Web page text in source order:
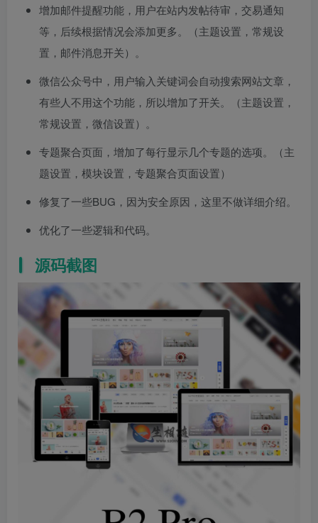
增加邮件提醒功能，用户在站内发帖待审，交易通知
等，后续根据情况会添加更多。（主题设置，常规设
置，邮件消息开关）。
微信公众号中，用户输入关键词会自动搜索网站文章，
有些人不用这个功能，所以增加了开关。（主题设置，
常规设置，微信设置）。
专题聚合页面，增加了每行显示几个专题的选项。（主
题设置，模块设置，专题聚合页面设置）
修复了一些BUG，因为安全原因，这里不做详细介绍。
优化了一些逻辑和代码。
源码截图